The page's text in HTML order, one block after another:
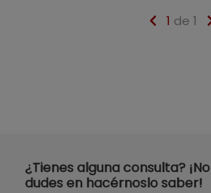
1 de 1
¿Tienes alguna consulta? ¡No
dudes en hacérnoslo saber!